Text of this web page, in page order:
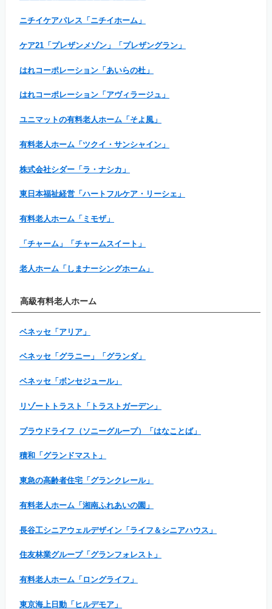
ニチイケアパレス「ニチイホーム」
ケア21「プレザンメゾン」「プレザングラン」
はれコーポレーション「あいらの杜」
はれコーポレーション「アヴィラージュ」
ユニマットの有料老人ホーム「そよ風」
有料老人ホーム「ツクイ・サンシャイン」
株式会社シダー「ラ・ナシカ」
東日本福祉経営「ハートフルケア・リーシェ」
有料老人ホーム「ミモザ」
「チャーム」「チャームスイート」
老人ホーム「しまナーシングホーム」
高級有料老人ホーム
ベネッセ「アリア」
ベネッセ「グラニー」「グランダ」
ベネッセ「ボンセジュール」
リゾートトラスト「トラストガーデン」
プラウドライフ（ソニーグループ）「はなことば」
積和「グランドマスト」
東急の高齢者住宅「グランクレール」
有料老人ホーム「湘南ふれあいの園」
長谷工シニアウェルデザイン「ライフ＆シニアハウス」
住友林業グループ「グランフォレスト」
有料老人ホーム「ロングライフ」
東京海上日動「ヒルデモア」